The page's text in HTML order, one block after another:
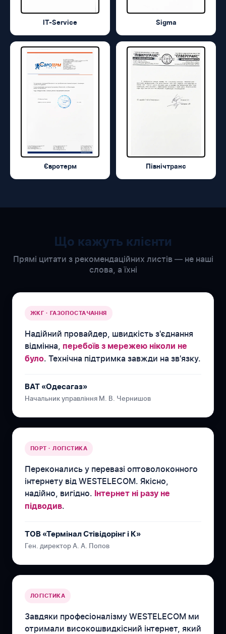
IT-Service Sigma
Євротерм Північтранс
Що кажуть клієнти
Прямі цитати з рекомендаційних листів — не наші
слова, а їхні
ЖКГ · ГАЗОПОСТАЧАННЯ
Надійний провайдер, швидкість з'єднання
відмінна, перебоїв з мережею ніколи не
було. Технічна підтримка завжди на зв'язку.
ВАТ «Одесагаз»
Начальник управління М. В. Чернишов
ПОРТ · ЛОГІСТИКА
Переконались у перевазі оптоволоконного
інтернету від WESTELECOM. Якісно,
надійно, вигідно.
Інтернет ні разу не
підводив.
ТОВ «Термінал Стівідорінг і К»
Ген. директор А. А. Попов
ЛОГІСТИКА
Завдяки професіоналізму WESTELECOM ми
отримали високошвидкісний інтернет, який